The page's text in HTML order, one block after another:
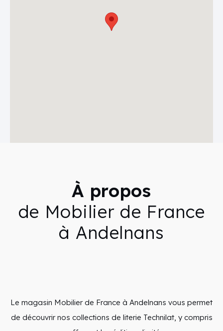
À propos
de Mobilier de France
à Andelnans
Le magasin Mobilier de France à Andelnans vous permet
de découvrir nos collections de literie Technilat, y compris